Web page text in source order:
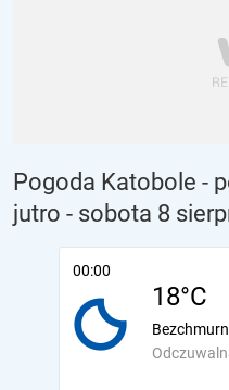
Pogoda Katobole -
jutro - sobota 8
00:00
18°C